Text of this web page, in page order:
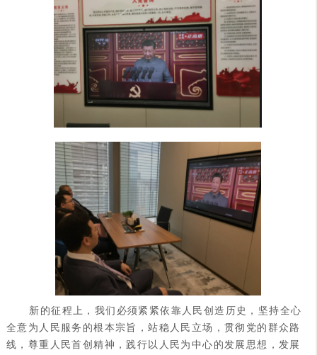
新的征程上，我们必须紧紧依靠人民创造历史，坚持全心
全意为人民服务的根本宗旨，站稳人民立场，贯彻党的群众路
线，尊重人民首创精神，践行以人民为中心的发展思想，发展